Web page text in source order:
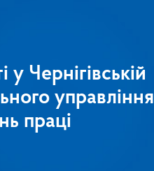
у Чернігівській
управління
праці